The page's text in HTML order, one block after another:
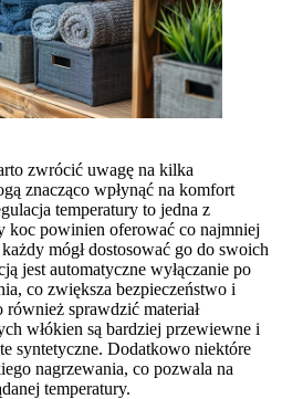
zwrócić uwagę na kilka
znacząco wpłynąć na komfort
temperatury to jedna z
koc powinien oferować co najmniej
mógł dostosować go do swoich
jest automatyczne wyłączanie po
co zwiększa bezpieczeństwo i
sprawdzić materiał
włókien są bardziej przewiewne i
syntetyczne. Dodatkowo niektóre
nagrzewania, co pozwala na
temperatury.